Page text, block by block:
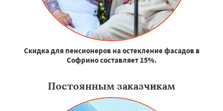
Скидка для пенсионеров на остекление фасадов в
Софрино составляет 15%.
Постоянным заказчикам